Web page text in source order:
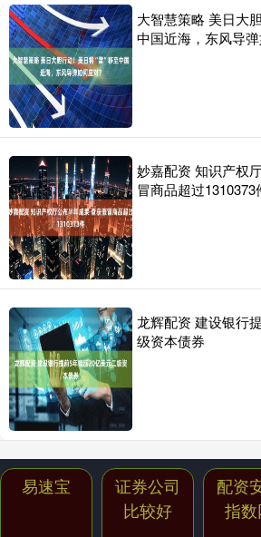
大智慧策略 美日大
中国近海，东风导
妙嘉配资 知识产权
冒商品超过1310373
龙辉配资 建设银行
级资本债券
易速宝
证券公司
比较好
配资
指数